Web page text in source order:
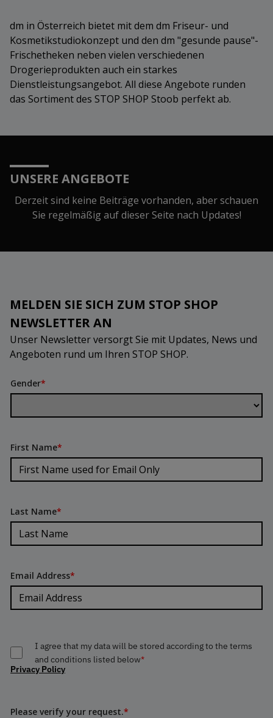
dm in Österreich bietet mit dem dm Friseur- und
Kosmetikstudiokonzept und den dm "gesunde pause"-
Frischetheken neben vielen verschiedenen
Drogerieprodukten auch ein starkes
Dienstleistungsangebot. All diese Angebote runden
das Sortiment des STOP SHOP Stoob perfekt ab.
UNSERE ANGEBOTE
Derzeit sind keine Beiträge vorhanden, aber schauen
Sie regelmäßig auf dieser Seite nach Updates!
MELDEN SIE SICH ZUM STOP SHOP
NEWSLETTER AN
Unser Newsletter versorgt Sie mit Updates, News und
Angeboten rund um Ihren STOP SHOP.
Gender*
First Name*
Last Name*
Email Address*
I agree that my data will be stored according to the terms
and conditions listed below*
Privacy Policy
Please verify your request.*